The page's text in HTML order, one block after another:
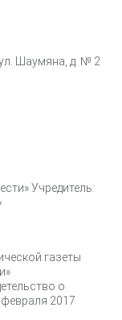
Шаумяна, д. № 2
Учредитель:
газеты
о
2017